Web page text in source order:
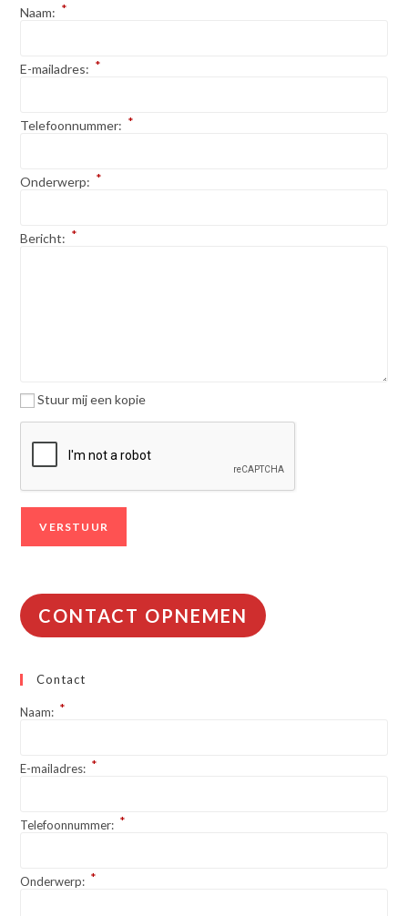
Naam: *
E-mailadres: *
Telefoonnummer: *
Onderwerp: *
Bericht: *
Stuur mij een kopie
CONTACT OPNEMEN
Contact
Naam: *
E-mailadres: *
Telefoonnummer: *
Onderwerp: *